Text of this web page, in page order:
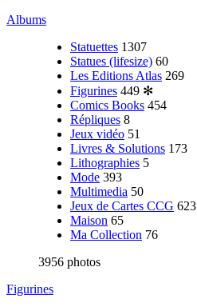
Albums
Statuettes 1307
Statues (lifesize) 60
Les Editions Atlas 269
Figurines 449 ✻
Comics Books 454
Répliques 8
Jeux vidéo 51
Livres & Solutions 173
Lithographies 5
Mode 393
Multimedia 50
Jeux de Cartes CCG 623
Maison 65
Ma Collection 76
3956 photos
Figurines